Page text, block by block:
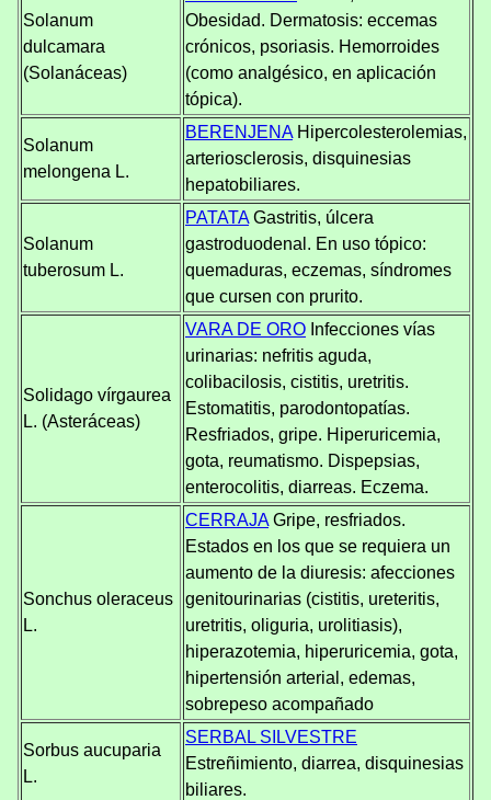
Solanum
dulcamara
(Solanáceas)
Obesidad. Dermatosis: eccemas
crónicos, psoriasis. Hemorroides
(como analgésico, en aplicación
tópica).
Solanum
melongena L.
BERENJENAHipercolesterolemias,
arteriosclerosis, disquinesias
hepatobiliares.
Solanum
tuberosum L.
PATATAGastritis, úlcera
gastroduodenal. En uso tópico:
quemaduras, eczemas, síndromes
que cursen con prurito.
Solidago vírgaurea
L. (Asteráceas)
VARA DE ORO Infecciones vías
urinarias: nefritis aguda,
colibacilosis, cistitis, uretritis.
Estomatitis, parodontopatías.
Resfriados, gripe. Hiperuricemia,
gota, reumatismo. Dispepsias,
enterocolitis, diarreas. Eczema.
Sonchus oleraceus
L.
CERRAJAGripe, resfriados.
Estados en los que se requiera un
aumento de la diuresis: afecciones
genitourinarias (cistitis, ureteritis,
uretritis, oliguria, urolitiasis),
hiperazotemia, hiperuricemia, gota,
hipertensión arterial, edemas,
sobrepeso acompañado
Sorbus aucuparia
L.
SERBAL SILVESTRE
Estreñimiento, diarrea, disquinesias
biliares.